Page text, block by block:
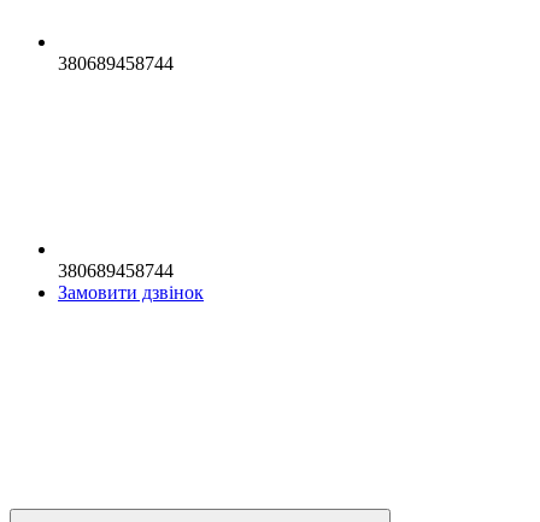
380689458744
380689458744
Замовити дзвінок